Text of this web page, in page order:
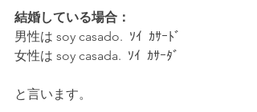
結婚している場合：
男性は soy casado.  ｿｲ  ｶｻｰﾄﾞ
女性は soy casada.  ｿｲ  ｶｻｰﾀﾞ
と言います。